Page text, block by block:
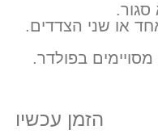
או שני הצדדים.
בפולדר.
הזמן עכשיו